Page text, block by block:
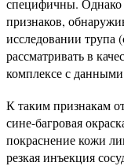
специфичны. Однако
признаков,
исследовании трупа
рассматривать в
комплексе с
К таким признакам
сине-багровая
покраснение кожи
резкая инъекция